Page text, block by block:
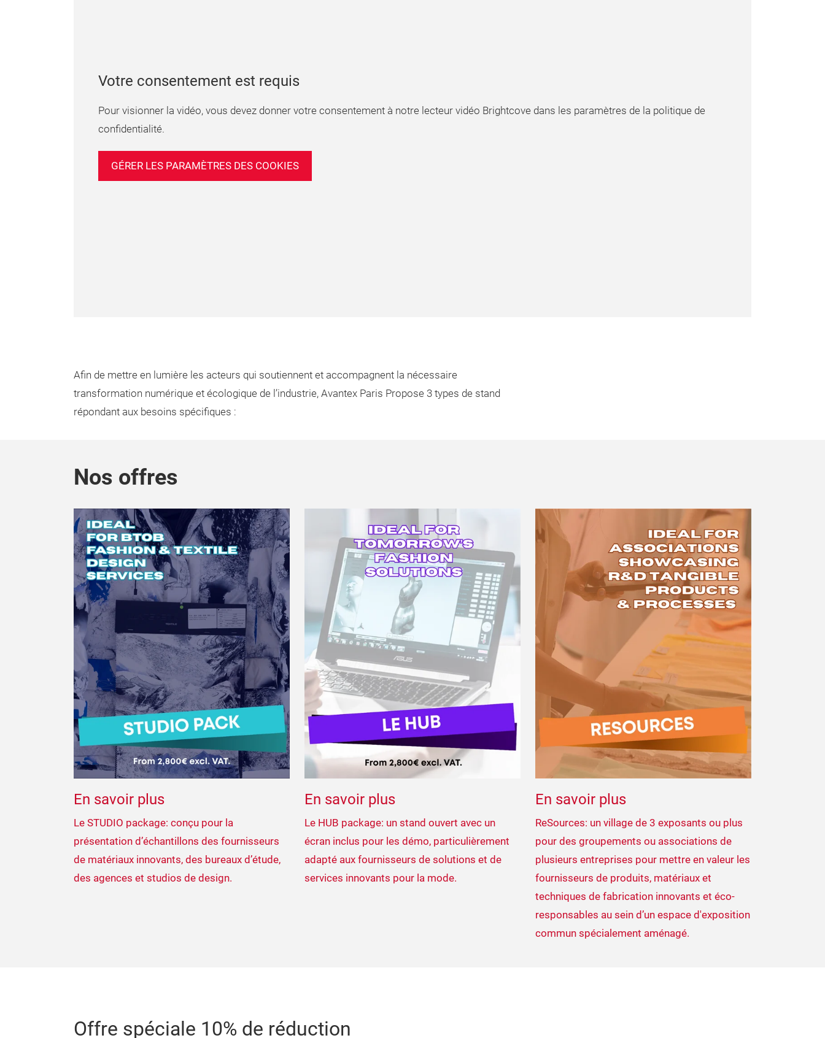
Votre consentement est requis
Pour visionner la vidéo, vous devez donner votre consentement à notre lecteur vidéo Brightcove dans les paramètres de la politique de
confidentialité.
GÉRER LES PARAMÈTRES DES COOKIES
Afin de mettre en lumière les acteurs qui soutiennent et accompagnent la nécessaire
transformation numérique et écologique de l’industrie, Avantex Paris Propose 3 types de stand
répondant aux besoins spécifiques :
Nos offres
En savoir plus
Le STUDIO package: conçu pour la
présentation d’échantillons des fournisseurs
de matériaux innovants, des bureaux d’étude,
des agences et studios de design.
En savoir plus
Le HUB package: un stand ouvert avec un
écran inclus pour les démo, particulièrement
adapté aux fournisseurs de solutions et de
services innovants pour la mode.
En savoir plus
ReSources: un village de 3 exposants ou plus
pour des groupements ou associations de
plusieurs entreprises pour mettre en valeur les
fournisseurs de produits, matériaux et
techniques de fabrication innovants et éco-
responsables au sein d’un espace d'exposition
commun spécialement aménagé.
Offre spéciale 10% de réduction